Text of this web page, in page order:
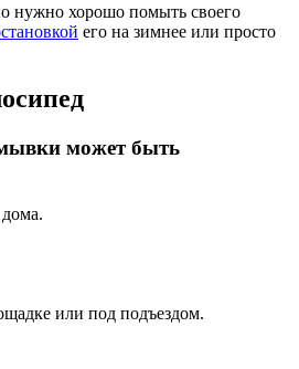
нужно хорошо помыть своего
его на зимнее или просто
может быть
или под подъездом.